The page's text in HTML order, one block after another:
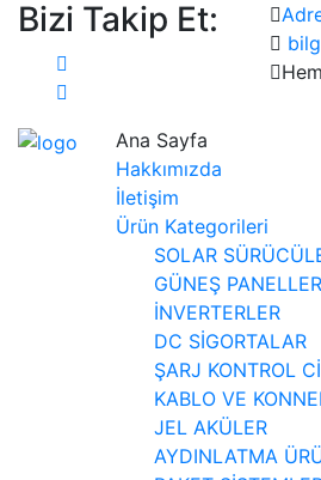
Bizi Takip Et:
Ana Sayfa
Hakkımızda
İletişim
Ürün Kategorileri
SOLAR
GÜNEŞ
İNVERTERLER
DC SİGORTALAR
ŞARJ KONTROL
KABLO VE
JEL AKÜLER
AYDINLATMA